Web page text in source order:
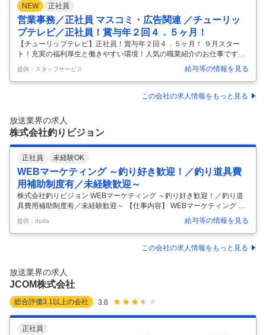
NEW 正社員
営業事務／正社員 マスコミ・広告関連 ／チューリッ
プテレビ／正社員！賞与年２回４．５ヶ月！
【チューリップテレビ】正社員！賞与年２回４．５ヶ月！ ９月スター
ト！充実の福利厚生と働きやすい環境！人気の職業紹介のお仕事です！
【正社員で就業開始】 テレビＣＭ受注データの入力・集約｜ＣＭ放送枠
の割り当て・進行管理｜ＣＭ料金の算出・管理｜営業担当からの問い合
わせ対応・支援などをお願いします。 ◆正社員として直雇用です。 【お
仕事のポイント】駅スグ！徒歩３分の立地！交通費全額支給あり♪ 朝が
組める環境です！ 【職種】営業事務 【業種】マスコミ・広告関連 【必
要スキル】 【大学卒以上】 ◆２年以上の社会人経験（ビジネスマナー経
験）が…
提供：スタッフサービス 給与等の情報を見る
この会社の求人情報をもっと見る
放送業界の求人
株式会社釣りビジョン
正社員 未経験OK
WEBマーケティング ～釣り好き歓迎！／釣り道具費
用補助制度有／未経験歓迎～
株式会社釣りビジョン WEBマーケティング ～釣り好き歓迎！／釣り道
具費用補助制度有／未経験歓迎～ 【仕事内容】 WEBマーケティング ～
釣り好き歓迎！／釣り道具費用補助制度有／未経験歓迎～ 【具体的な仕
事内容】 【釣り専門チャンネル運営/自社運営サイト・運営メディアのプ
ランニング・運用をお任せ/釣り業界をメディアで牽引『釣りビジョン』
の制作・放映/有給休暇率70％以上/年休123日】 『釣りビジョンVOD』
実管理、契約締結、関係部門との調整や推進等をお任せします。 ■業務
内容 ・各種広告を用いた新規会員の獲得 ・放送やSNSと
提供：doda 給与等の情報を見る
この会社の求人情報をもっと見る
放送業界の求人
JCOM株式会社
総合評価3.1 以上の会社 3.8
正社員